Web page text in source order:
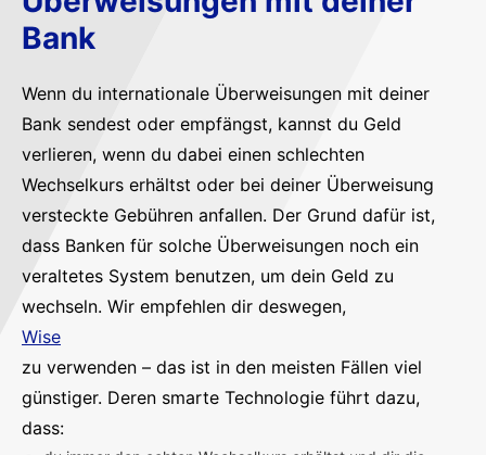
Bank
Wenn du internationale Überweisungen mit deiner
Bank sendest oder empfängst, kannst du Geld
verlieren, wenn du dabei einen schlechten
Wechselkurs erhältst oder bei deiner Überweisung
versteckte Gebühren anfallen. Der Grund dafür ist,
dass Banken für solche Überweisungen noch ein
veraltetes System benutzen, um dein Geld zu
wechseln. Wir empfehlen dir deswegen,
Wise
zu verwenden – das ist in den meisten Fällen viel
günstiger. Deren smarte Technologie führt dazu,
dass: